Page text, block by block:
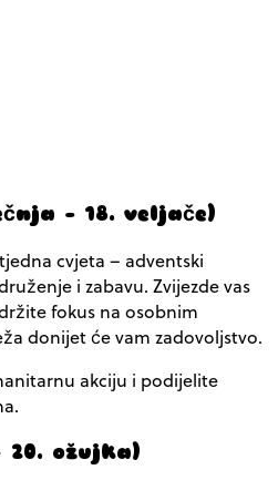
– 18. veljače)
cvjeta – adventski
i zabavu. Zvijezde vas
fokus na osobnim
donijet će vam zadovoljstvo.
akciju i podijelite
20. ožujka)